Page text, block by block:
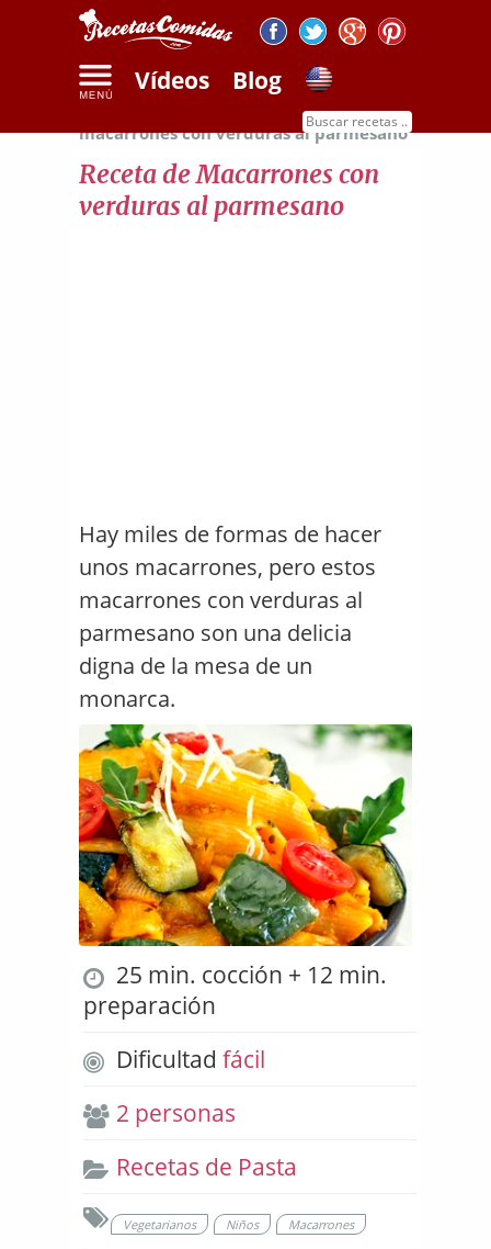
Vídeos Blog
Receta de
macarrones con verduras al parmesano
Receta de Macarrones con
verduras al parmesano
Hay miles de formas de hacer
unos macarrones, pero estos
macarrones con verduras al
parmesano son una delicia
digna de la mesa de un
monarca.
25 min. cocción + 12 min.
preparación
Dificultad fácil
2 personas
Recetas de Pasta
Vegetarianos Niños Macarrones